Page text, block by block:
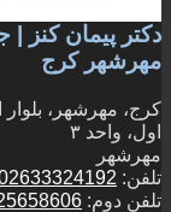
دکتر پیمان کنز |
مهرشهر کرج
کرج، مهرشهر،
اول، واحد ۳
مهرشهر
تلفن:
تلفن دوم: